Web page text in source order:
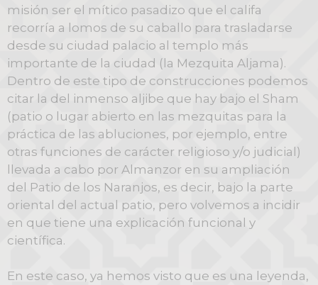
misión ser el mítico pasadizo que el califa
recorría a lomos de su caballo para trasladarse
desde su ciudad palacio al templo más
importante de la ciudad (la Mezquita Aljama).
Dentro de este tipo de construcciones podemos
citar la del inmenso aljibe que hay bajo el Sham
(patio o lugar abierto en las mezquitas para la
práctica de las abluciones, por ejemplo, entre
otras funciones de carácter religioso y/o judicial)
llevada a cabo por Almanzor en su ampliación
del Patio de los Naranjos, es decir, bajo la parte
oriental del actual patio, pero volvemos a incidir
en que tiene una explicación funcional y
científica.
En este caso, ya hemos visto que es una leyenda,